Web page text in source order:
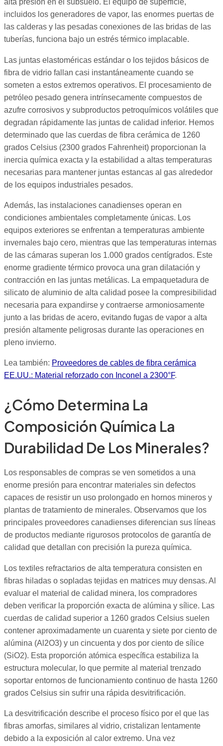
alta presión en el subsuelo. El equipo de superficie,
incluidos los generadores de vapor, las enormes puertas de
las calderas y las pesadas conexiones de las bridas de las
tuberías, funciona bajo un estrés térmico implacable.
Las juntas elastoméricas estándar o los tejidos básicos de
fibra de vidrio fallan casi instantáneamente cuando se
someten a estos extremos operativos. El procesamiento de
petróleo pesado genera intrínsecamente compuestos de
azufre corrosivos y subproductos petroquímicos volátiles que
degradan rápidamente las juntas de calidad inferior. Hemos
determinado que las cuerdas de fibra cerámica de 1260
grados Celsius (2300 grados Fahrenheit) proporcionan la
inercia química exacta y la estabilidad a altas temperaturas
necesarias para mantener juntas estancas al gas alrededor
de los equipos industriales pesados.
Además, las instalaciones canadienses operan en
condiciones ambientales completamente únicas. Los
equipos exteriores se enfrentan a temperaturas ambiente
invernales bajo cero, mientras que las temperaturas internas
de las cámaras superan los 1.000 grados centígrados. Este
enorme gradiente térmico provoca una gran dilatación y
contracción en las juntas metálicas. La empaquetadura de
silicato de aluminio de alta calidad posee la compresibilidad
necesaria para expandirse y contraerse armoniosamente
junto a las bridas de acero, evitando fugas de vapor a alta
presión altamente peligrosas durante las operaciones en
pleno invierno.
Lea también: Proveedores de cables de fibra cerámica
EE.UU.: Material reforzado con Inconel a 2300°F.
¿Cómo Determina La
Composición Química La
Durabilidad De Los Minerales?
Los responsables de compras se ven sometidos a una
enorme presión para encontrar materiales sin defectos
capaces de resistir un uso prolongado en hornos mineros y
plantas de tratamiento de minerales. Observamos que los
principales proveedores canadienses diferencian sus líneas
de productos mediante rigurosos protocolos de garantía de
calidad que detallan con precisión la pureza química.
Los textiles refractarios de alta temperatura consisten en
fibras hiladas o sopladas tejidas en matrices muy densas. Al
evaluar el material de calidad minera, los compradores
deben verificar la proporción exacta de alúmina y sílice. Las
cuerdas de calidad superior a 1260 grados Celsius suelen
contener aproximadamente un cuarenta y siete por ciento de
alúmina (Al2O3) y un cincuenta y dos por ciento de sílice
(SiO2). Esta proporción atómica específica estabiliza la
estructura molecular, lo que permite al material trenzado
soportar entornos de funcionamiento continuo de hasta 1260
grados Celsius sin sufrir una rápida desvitrificación.
La desvitrificación describe el proceso físico por el que las
fibras amorfas, similares al vidrio, cristalizan lentamente
debido a la exposición al calor extremo. Una vez